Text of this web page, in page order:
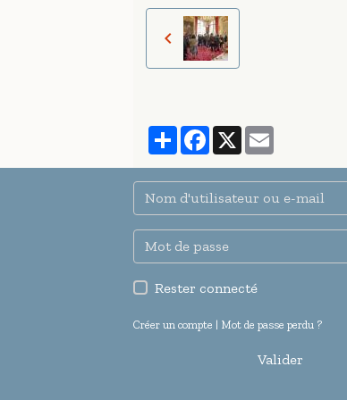
PartagerFacebook
X
Rester connecté
Créer un compte | Mot de passe perdu ?
Valider